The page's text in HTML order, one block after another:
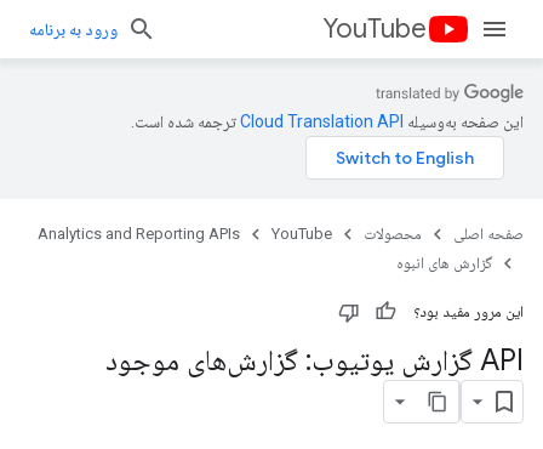
YouTube ورود به برنامه
این صفحه به‌وسیله ترجمه شده است.
صفحه اصلی محصولات YouTube
Analytics and Reporting APIs
گزارش های انبوه
این مرور مفید بود؟
API گزارش یوتیوب: گزارش‌های موجود